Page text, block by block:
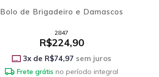
Bolo de Brigadeiro e Damascos
2847
R$224,90
3x de R$74,97 sem juros
Frete grátis no período integral